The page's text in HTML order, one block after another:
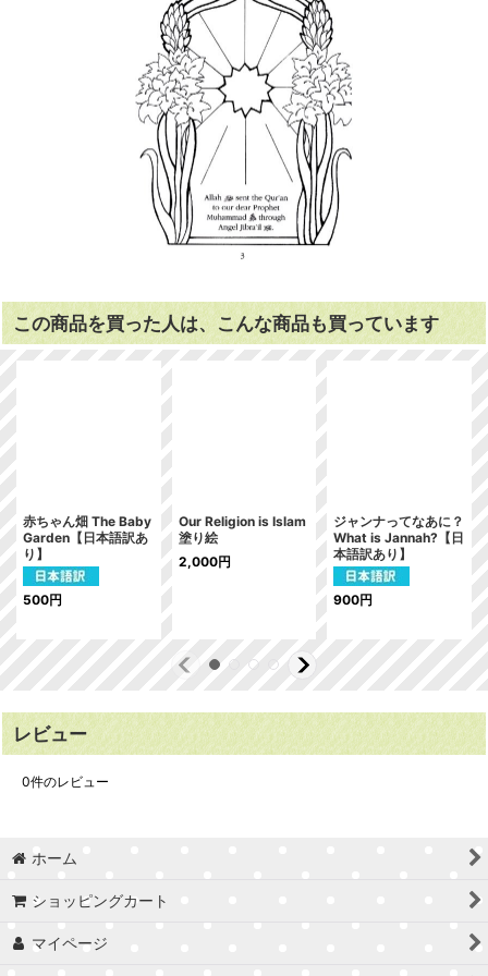
この商品を買った人は、こんな商品も買っています
赤ちゃん畑 The Baby
Garden【日本語訳あ
り】
500円
Our Religion is Islam
塗り絵
2,000円
ジャンナってなあに？
What is Jannah?【日
本語訳あり】
900円
レビュー
0件のレビュー
ホーム
ショッピングカート
マイページ